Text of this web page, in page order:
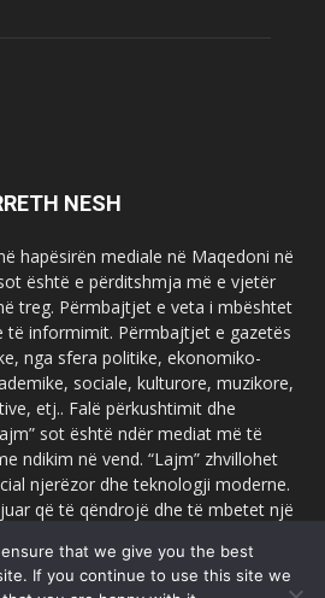
NESH
hapësirën mediale në Maqedoni në
është e përditshmja më e vjetër
treg. Përmbajtjet e veta i mbështet
të informimit. Përmbajtjet e gazetës
nga sfera politike, ekonomiko-
sociale, kulturore, muzikore,
etj.. Falë përkushtimit dhe
sot është ndër mediat më të
ndikim në vend. “Lajm” zhvillohet
njerëzor dhe teknologji moderne.
që të qëndrojë dhe të mbetet një
www.lajmpress.org është një
të njohur në Maqedoni.
that we give you the best
If you continue to use this site we